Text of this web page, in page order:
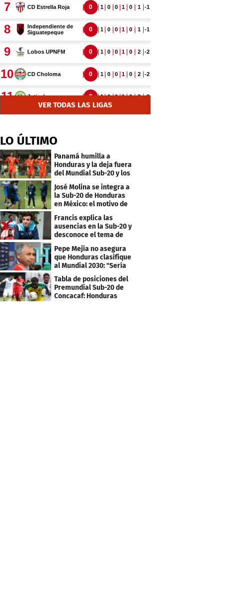
VER TODAS LAS LIGAS
LO ÚLTIMO
Panamá humilla a
Honduras y la deja fuera
del Mundial Sub-20 y los
Juegos Olímpicos
José Molina se integra a
la Sub-20 de Honduras
en México: el motivo de
su viaje
Francis explica las
ausencias en la Sub-20 y
desconoce el tema de
los tiktokers
Pepe Mejía no asegura
que Honduras clasifique
al Mundial 2030: "Sería
mentir"
Tabla de posiciones del
Premundial Sub-20 de
Concacaf: Honduras